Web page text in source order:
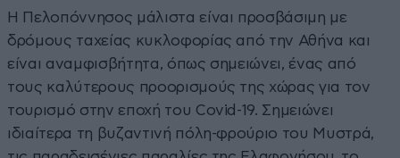
Η Πελοπόννησος μάλιστα είναι προσβάσιμη με
δρόμους ταχείας κυκλοφορίας από την Αθήνα και
είναι αναμφισβήτητα, όπως σημειώνει, ένας από
τους καλύτερους προορισμούς της χώρας για τον
τουρισμό στην εποχή του Covid-19. Σημειώνει
ιδιαίτερα τη βυζαντινή πόλη-φρούριο του Μυστρά,